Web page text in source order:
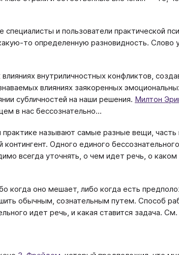
и пользователи практической
то определенную разновидность. Слово
внутриличностных конфликтов,
влияниях заякоренных
субличностей на наши решения. Милтон
в нас бессознательно...
называют самые разные вещи, часть
контингент. Одного единого
всегда уточнять, о чем идет речь, о
когда оно мешает, либо когда есть
обычным, сознательным путем. Способ
идет речь, и какая ставится задача. См.